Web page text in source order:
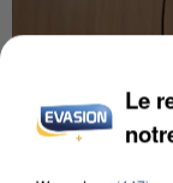
INCENDIES :
DE
Le